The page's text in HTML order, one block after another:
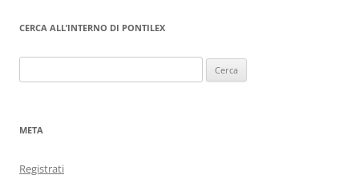
CERCA ALL’INTERNO DI PONTILEX
per:
META
Registrati